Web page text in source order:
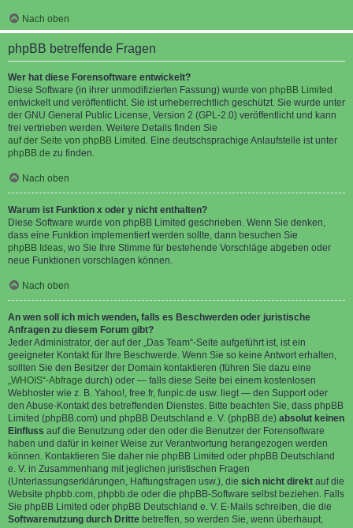
Nach oben
phpBB betreffende Fragen
Wer hat diese Forensoftware entwickelt?
Diese Software (in ihrer unmodifizierten Fassung) wurde von phpBB Limited
entwickelt und veröffentlicht. Sie ist urheberrechtlich geschützt. Sie wurde unter
der GNU General Public License, Version 2 (GPL-2.0) veröffentlicht und kann
frei vertrieben werden. Weitere Details finden Sie
auf der Seite von phpBB Limited . Eine deutschsprachige Anlaufstelle ist unter
phpBB.de zu finden.
Nach oben
Warum ist Funktion x oder y nicht enthalten?
Diese Software wurde von phpBB Limited geschrieben. Wenn Sie denken,
dass eine Funktion implementiert werden sollte, dann besuchen Sie
phpBB Ideas, wo Sie Ihre Stimme für bestehende Vorschläge abgeben oder
neue Funktionen vorschlagen können.
Nach oben
An wen soll ich mich wenden, falls es Beschwerden oder juristische
Anfragen zu diesem Forum gibt?
Jeder Administrator, der auf der „Das Team“-Seite aufgeführt ist, ist ein
geeigneter Kontakt für Ihre Beschwerde. Wenn Sie so keine Antwort erhalten,
sollten Sie den Besitzer der Domain kontaktieren (führen Sie dazu eine
„WHOIS“-Abfrage durch) oder — falls diese Seite bei einem kostenlosen
Webhoster wie z. B. Yahoo!, free.fr, funpic.de usw. liegt — den Support oder
den Abuse-Kontakt des betreffenden Dienstes. Bitte beachten Sie, dass phpBB
Limited (phpBB.com) und phpBB Deutschland e. V. (phpBB.de) absolut keinen
Einfluss auf die Benutzung oder den oder die Benutzer der Forensoftware
haben und dafür in keiner Weise zur Verantwortung herangezogen werden
können. Kontaktieren Sie daher nie phpBB Limited oder phpBB Deutschland
e. V. in Zusammenhang mit jeglichen juristischen Fragen
(Unterlassungserklärungen, Haftungsfragen usw.), die sich nicht direkt auf die
Website phpbb.com, phpbb.de oder die phpBB-Software selbst beziehen. Falls
Sie phpBB Limited oder phpBB Deutschland e. V. E-Mails schreiben, die die
Softwarenutzung durch Dritte betreffen, so werden Sie, wenn überhaupt,